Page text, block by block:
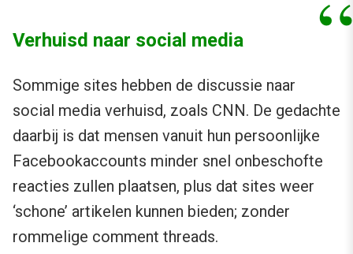
Verhuisd naar social media
Sommige sites hebben de discussie naar
social media verhuisd, zoals CNN. De gedachte
daarbij is dat mensen vanuit hun persoonlijke
Facebookaccounts minder snel onbeschofte
reacties zullen plaatsen, plus dat sites weer
‘schone’ artikelen kunnen bieden; zonder
rommelige comment threads.